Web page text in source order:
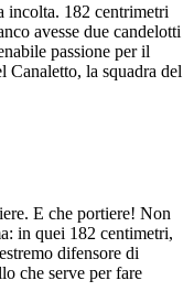
incolta. 182 centrimetri
avesse due candelotti
passione per il
la squadra del
E che portiere! Non
in quei 182 centimetri,
difensore di
che serve per fare